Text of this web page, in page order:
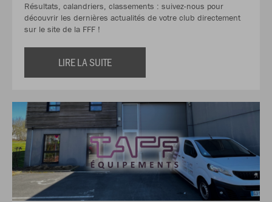
Résultats, calandriers, classements : suivez-nous pour
découvrir les dernières actualités de votre club directement
sur le site de la FFF !
LIRE LA SUITE